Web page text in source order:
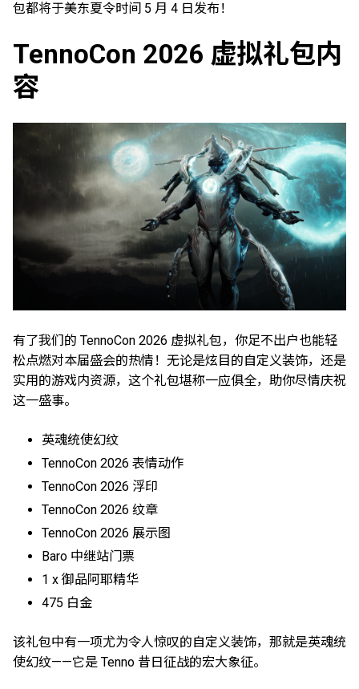
包都将于美东夏令时间 5 月 4 日发布！
TennoCon 2026 虚拟礼包内
容
有了我们的 TennoCon 2026 虚拟礼包，你足不出户也能轻
松点燃对本届盛会的热情！无论是炫目的自定义装饰，还是
实用的游戏内资源，这个礼包堪称一应俱全，助你尽情庆祝
这一盛事。
英魂统使幻纹
TennoCon 2026 表情动作
TennoCon 2026 浮印
TennoCon 2026 纹章
TennoCon 2026 展示图
Baro 中继站门票
1 x 御品阿耶精华
475 白金
该礼包中有一项尤为令人惊叹的自定义装饰，那就是英魂统
使幻纹——它是 Tenno 昔日征战的宏大象征。